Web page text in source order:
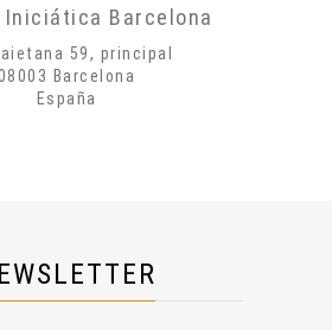
Barcelona
59, principal
Barcelona
España